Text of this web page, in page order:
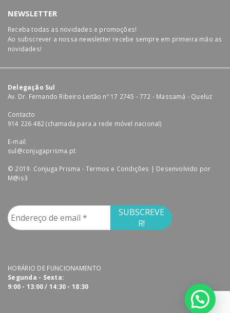
NEWSLETTER
Receba todas as novidades e promoções!
Ao subscrever a nossa newsletter recebe sempre em primeira mão as
novidades!
Delegação Sul
Av. Dr. Fernando Ribeiro Leitão nº 17 2745 - 772 - Massamá - Queluz
Contacto
914 226 482 (chamada para a rede móvel nacional)
E-mail
sul@conjugaprisma.pt
© 2019. Conjuga Prisma -Termos e Condições | Desenvolvido por
M@is3
HORÁRIO DE FUNCIONAMENTO
Segunda - Sexta:
9:00 - 13:00 / 14:30 - 18:30